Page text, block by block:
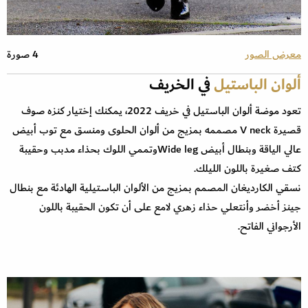
معرض الصور 4 صورة
ألوان الباستيلفي الخريف
تعود موضة ألوان الباستيل في خريف 2022، يمكنك إختيار كنزه صوف
قصيرة V neck مصممه بمزيج من ألوان الحلوى ومنسق مع توب أبيض
عالي الياقة وبنطال أبيض Wide legوتممي اللوك بحذاء مدبب وحقيبة
كتف صغيرة باللون الليلك.
نسقي الكارديغان المصمم بمزيج من الألوان الباستيلية الهادئة مع بنطال
جينز أخضر وأنتعلي حذاء زهري لامع على أن تكون الحقيبة باللون
الأرجواني الفاتح.